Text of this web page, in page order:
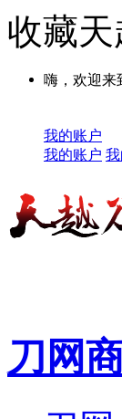
收藏天
嗨，欢迎来
我的账户
我的账户
刀网